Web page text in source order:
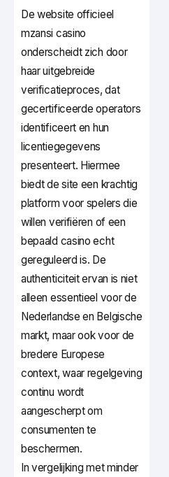
De website officieel
mzansi casino
onderscheidt zich door
haar uitgebreide
verificatieproces, dat
gecertificeerde operators
identificeert en hun
licentiegegevens
presenteert. Hiermee
biedt de site een krachtig
platform voor spelers die
willen verifiëren of een
bepaald casino echt
gereguleerd is. De
authenticiteit ervan is niet
alleen essentieel voor de
Nederlandse en Belgische
markt, maar ook voor de
bredere Europese
context, waar regelgeving
continu wordt
aangescherpt om
consumenten te
beschermen.
In vergelijking met minder